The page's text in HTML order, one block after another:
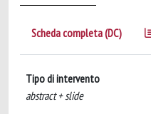
Scheda completa (DC)
Tipo di intervento
abstract + slide